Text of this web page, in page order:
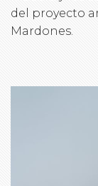
del proyecto
Mardones.